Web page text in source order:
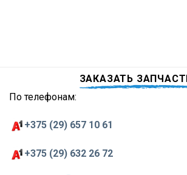
ЗАКАЗАТЬ
По телефонам:
+375 (29) 657 10 61
+375 (29) 632 26 72